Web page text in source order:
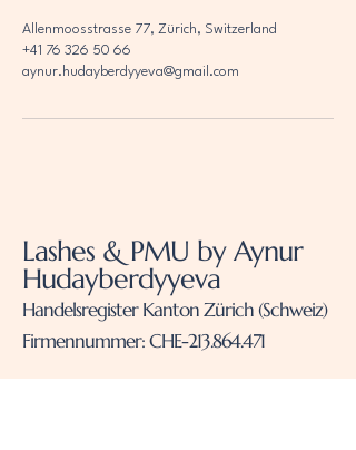
Allenmoosstrasse 77, Zürich, Switzerland
+41 76 326 50 66
aynur.hudayberdyyeva@gmail.com
Lashes & PMU by Aynur
Hudayberdyyeva
Handelsregister Kanton Zürich (Schweiz)
Firmennummer: CHE-213.864.471